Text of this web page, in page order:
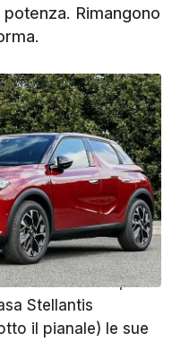
Rimangono
Aggiungi InsideEVs alle
fonti preferite su Google
Tensesi rinnova nel
verrebbe da dire
riduttivo,
Stellantis
il pianale) le sue